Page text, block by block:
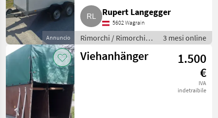
Annuncio
Rupert Langegger
5602 Wagrain
Rimorchi / Rimorchi
per auto
3 mesi online
Viehanhänger
1.500
€
IVA
indetraibile